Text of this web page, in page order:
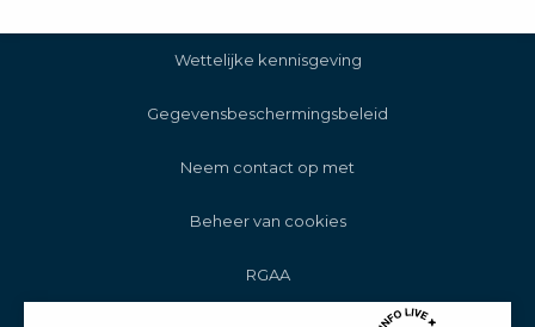
Wettelijke kennisgeving
Gegevensbeschermingsbeleid
Neem contact op met
Beheer van cookies
RGAA